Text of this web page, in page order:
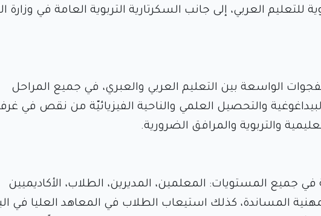
للتعليم العربي، إلى جانب السكرتارية التربوية العامة في وزارة
الواسعة بين التعليم العربي والعبري، في جميع المراحل
والتحصيل العلمي والناحية الفيزيائيّة من نقص في
والتربوية والمرافق الضرورية.
في جميع المستويات: المعلمين، المديرين، الطلاب، الأكاديميين
المساندة، كذلك استيعاب الطلاب في المعاهد العليا في